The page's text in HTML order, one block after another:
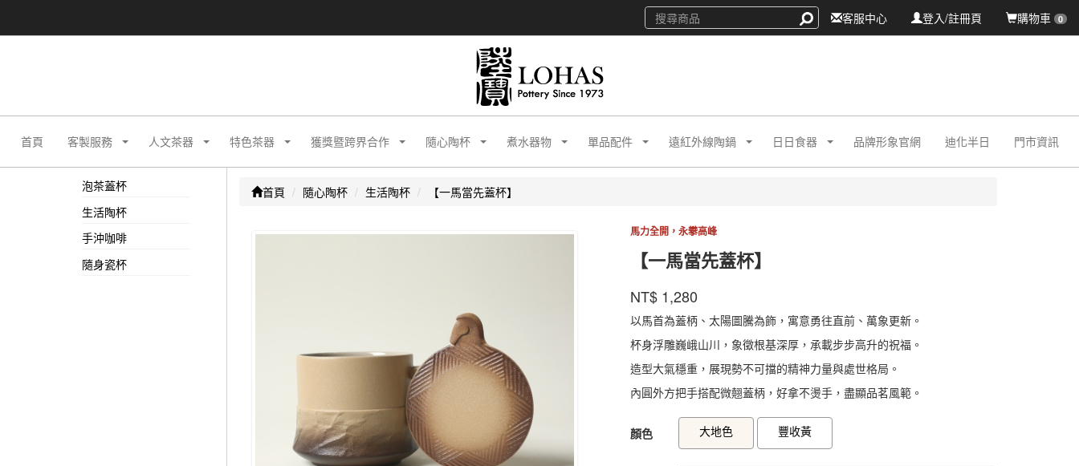
購物車 0
登入/註冊頁
客服中心
首頁 客製服務 人文茶器 特色茶器 獲獎暨跨界合作 隨心陶杯 煮水器物 單品配件 遠紅外線陶鍋 日日食器 品牌形象官網 迪化半日 門市資訊
泡茶蓋杯
生活陶杯
手沖咖啡
隨身瓷杯
首頁 隨心陶杯 生活陶杯 【一馬當先蓋杯】
馬力全開，永攀高峰
【一馬當先蓋杯】
商品代號 MSZYCZ001DD
MSZYCZ001DD
品牌
寶
NT$ 1,280
以馬首為蓋柄、太陽圖騰為飾，寓意勇往直前、萬象更新。
杯身浮雕巍峨山川，象徵根基深厚，承載步步高升的祝福。
造型大氣穩重，展現勢不可擋的精神力量與處世格局。
內圓外方把手搭配微翹蓋柄，好拿不燙手，盡顯品茗風範。
GOODS000000000000000335730GOODS000000000000000335731
顏色 大地色 豐收黃